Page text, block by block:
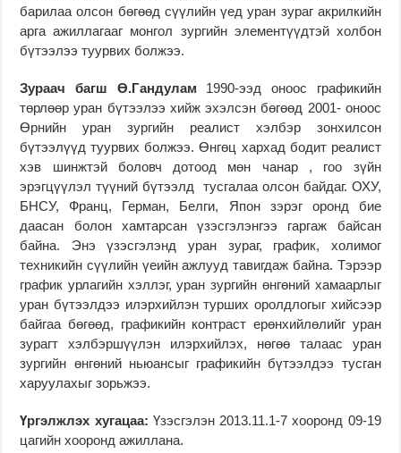
барилаа олсон бөгөөд сүүлийн үед уран зураг акрилкийн
арга ажиллагааг монгол зургийн элементүүдтэй холбон
бүтээлээ туурвих болжээ.
Зураач багш Ө.Гандулам 1990-ээд оноос графикийн
төрлөөр уран бүтээлээ хийж эхэлсэн бөгөөд 2001- оноос
Өрнийн уран зургийн реалист хэлбэр зонхилсон
бүтээлүүд туурвих болжээ. Өнгөц хархад бодит реалист
хэв шинжтэй боловч дотоод мөн чанар , гоо зүйн
эрэгцүүлэл түүний бүтээлд тусгалаа олсон байдаг. ОХУ,
БНСУ, Франц, Герман, Белги, Япон зэрэг оронд бие
даасан болон хамтарсан үзэсгэлэнгээ гаргаж байсан
байна. Энэ үзэсгэлэнд уран зураг, график, холимог
техникийн сүүлийн үеийн ажлууд тавигдаж байна. Тэрээр
график урлагийн хэллэг, уран зургийн өнгөний хамаарлыг
уран бүтээлдээ илэрхийлэн турших оролдлогыг хийсээр
байгаа бөгөөд, графикийн контраст ерөнхийлөлийг уран
зурагт хэлбэршүүлэн илэрхийлэх, нөгөө талаас уран
зургийн өнгөний ньюансыг графикийн бүтээлдээ тусган
харуулахыг зорьжээ.
Үргэлжлэх хугацаа: Үзэсгэлэн 2013.11.1-7 хооронд 09-19
цагийн хооронд ажиллана.